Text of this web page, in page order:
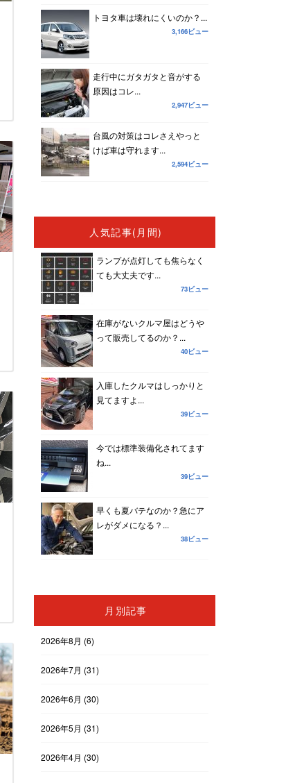
トヨタ車は壊れにくいのか？...
3,166ビュー
走行中にガタガタと音がする
原因はコレ...
2,947ビュー
台風の対策はコレさえやっと
けば車は守れます...
2,594ビュー
人気記事(月間)
ランプが点灯しても焦らなく
ても大丈夫です...
73ビュー
在庫がないクルマ屋はどうや
って販売してるのか？...
40ビュー
入庫したクルマはしっかりと
見てますよ...
39ビュー
今では標準装備化されてます
ね...
39ビュー
早くも夏バテなのか？急にア
レがダメになる？...
38ビュー
月別記事
2026年8月 (6)
2026年7月 (31)
2026年6月 (30)
2026年5月 (31)
2026年4月 (30)